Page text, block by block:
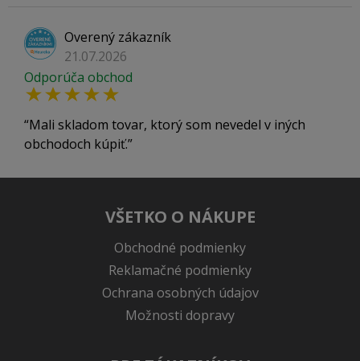
Overený zákazník
21.07.2026
Odporúča obchod
Mali skladom tovar, ktorý som nevedel v iných
obchodoch kúpiť.
VŠETKO O NÁKUPE
Obchodné podmienky
Reklamačné podmienky
Ochrana osobných údajov
Možnosti dopravy